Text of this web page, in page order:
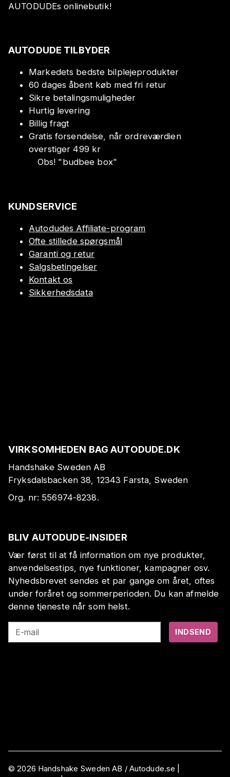
AUTODUDEs onlinebutik!
AUTODUDE TILBYDER
Markedets bedste bilplejeprodukter
60 dages åbent køb med fri retur
Sikre betalingsmuligheder
Hurtig levering
Billig fragt
Gratis forsendelse, når ordreværdien
overstiger 499 kr
Obs! "budbee box"
KUNDSERVICE
Autodudes Affiliate-program
Ofte stillede spørgsmål
Garanti og retur
Salgsbetingelser
Kontakt os
Sikkerhedsdata
VIRKSOMHEDEN BAG AUTODUDE.DK
Handshake Sweden AB
Fryksdalsbacken 38, 12343 Farsta, Sweden
Org. nr: 556974-8238.
BLIV AUTODUDE-INSIDER
Vær først til at få information om nye produkter,
anvendelsestips, nye funktioner, kampagner osv.
Nyhedsbrevet sendes et par gange om året, oftes
under foråret og sommerperioden. Du kan afmelde
denne tjeneste når som helst.
E-mail INDSEND
©2026 Handshake Sweden AB / Autodude.se |